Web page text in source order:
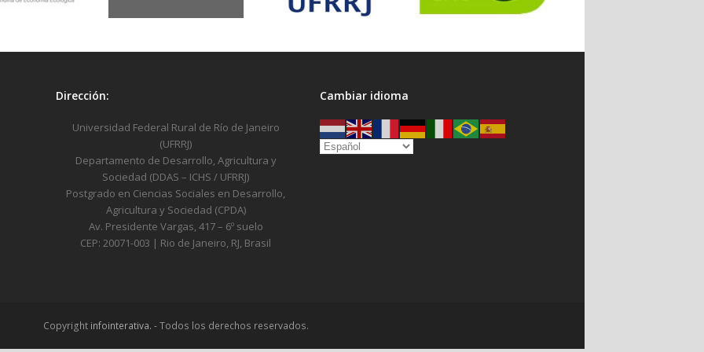
Dirección:
Universidad Federal Rural de Río de Janeiro
(UFRRJ)
Departamento de Desarrollo, Agricultura y
Sociedad (DDAS – ICHS / UFRRJ)
Postgrado en Ciencias Sociales en Desarrollo,
Agricultura y Sociedad (CPDA)
Av. Presidente Vargas, 417 – 6º suelo
CEP: 20071-003 | Rio de Janeiro, RJ, Brasil
Cambiar idioma
Copyright infointerativa. - Todos los derechos reservados.